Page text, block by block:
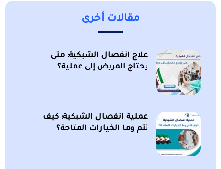
مقالات أخرى
علاج انفصال الشبكية: متى
يحتاج المريض إلى عملية؟
عملية انفصال الشبكية: كيف
تتم وما الخيارات المتاحة؟